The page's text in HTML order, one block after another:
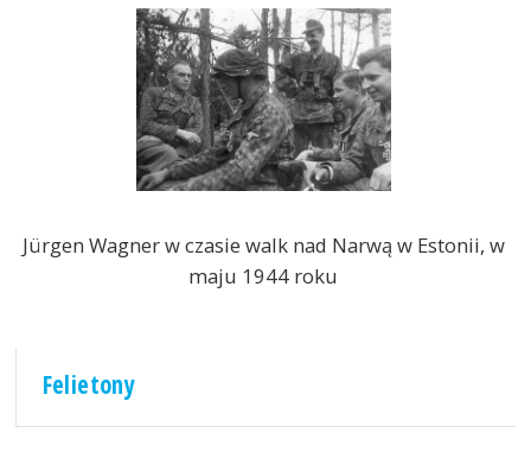
Jürgen Wagner w czasie walk nad Narwą w Estonii, w
maju 1944 roku
Felietony